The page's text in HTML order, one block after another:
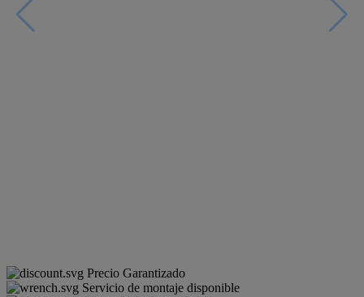
Precio Garantizado
Servicio de montaje disponible